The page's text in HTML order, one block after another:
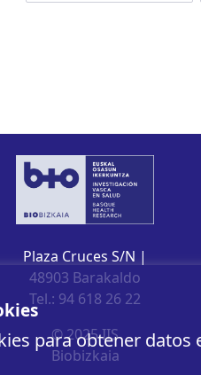
Plaza Cruces S/N |
48903 Barakaldo
Tel.: 94 618 26 22
© 2025 IIS
Biobizkaia
para obtener